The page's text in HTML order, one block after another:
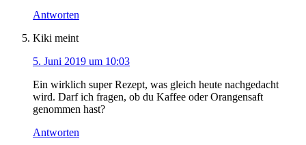
Antworten
Kiki meint
5. Juni 2019 um 10:03
Ein wirklich super Rezept, was gleich heute nachgedacht
wird. Darf ich fragen, ob du Kaffee oder Orangensaft
genommen hast?
Antworten